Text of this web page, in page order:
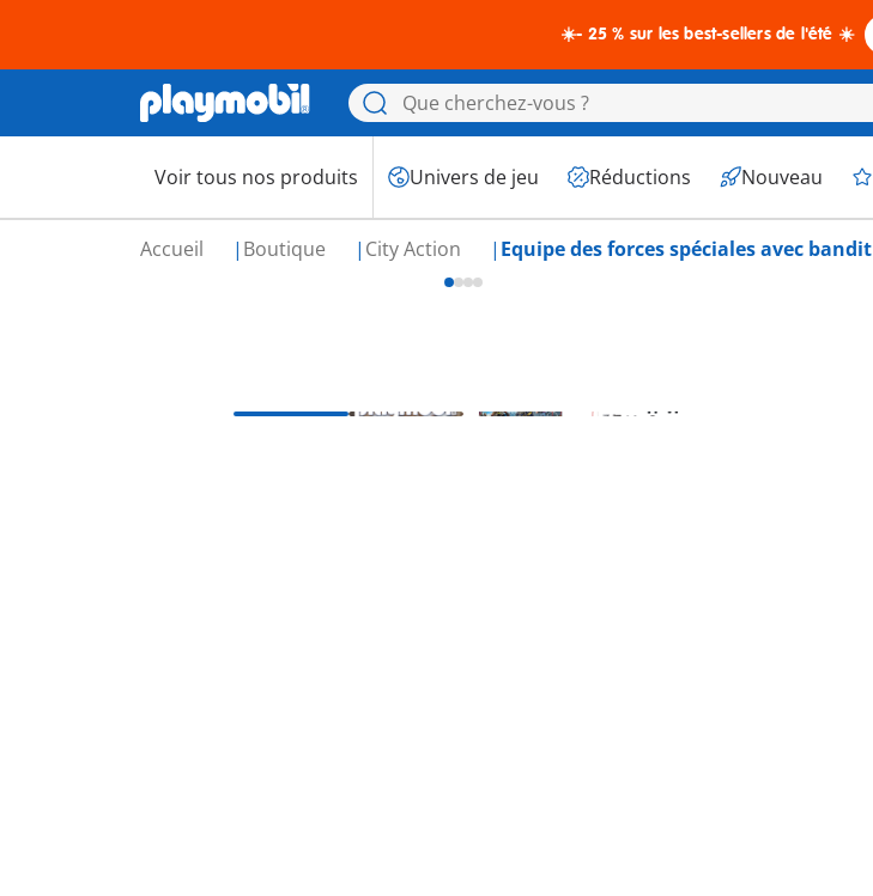
☀️- 25 % sur les best-sellers de l'été ☀️
Voir tous nos produits Univers de jeu Réductions Nouveau
Accueil Boutique City Action Equipe des forces spéciales avec bandit